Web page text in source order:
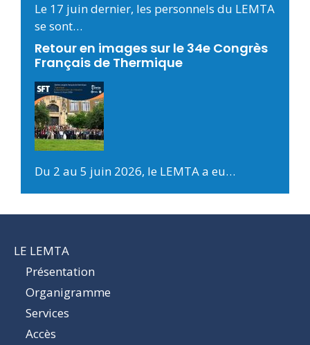
Le 17 juin dernier, les personnels du LEMTA
se sont…
Retour en images sur le 34e Congrès
Français de Thermique
Du 2 au 5 juin 2026, le LEMTA a eu…
LE LEMTA
Présentation
Organigramme
Services
Accès